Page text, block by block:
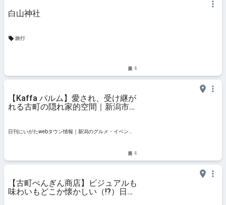
白山神社
旅行
4
【Kaffa パルム】愛され、受け継が
れる古町の隠れ家的空間｜新潟市中
日刊にいがたwebタウン情報｜新潟のグルメ・イベン
4
【古町ぺんぎん商店】ビジュアルも
味わいもどこか懐かしい（!?）日替